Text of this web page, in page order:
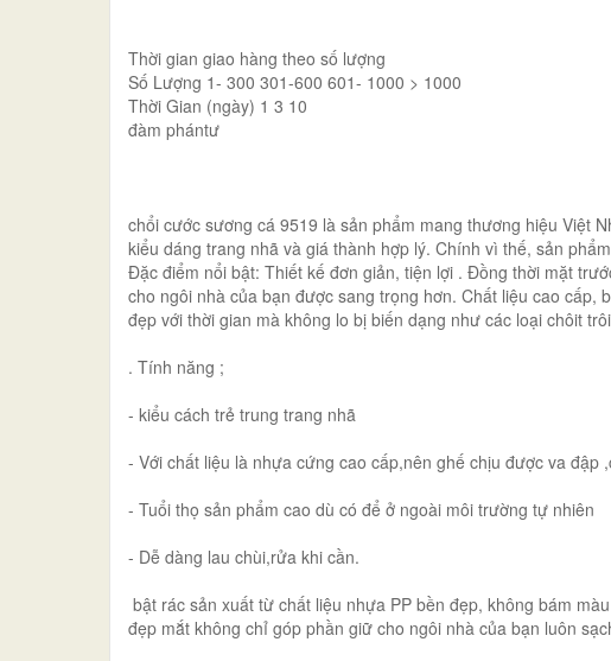
Thời gian giao hàng theo số lượng
Số Lượng 1- 300 301-600 601- 1000 > 1000
Thời Gian (ngày) 1 3 10
đàm phántư
chổi cước sương cá 9519 là sản phẩm mang thương hiệu Việt
kiểu dáng trang nhã và giá thành hợp lý. Chính vì thế, sản
Đặc điểm nổi bật: Thiết kế đơn giản, tiện lợi . Đồng thời mặt
cho ngôi nhà của bạn được sang trọng hơn. Chất liệu cao
đẹp với thời gian mà không lo bị biến dạng như các loại chôit
. Tính năng ;
- kiểu cách trẻ trung trang nhã
- Với chất liệu là nhựa cứng cao cấp,nên ghế chịu được va đập
- Tuổi thọ sản phẩm cao dù có để ở ngoài môi trường tự nhiên
- Dễ dàng lau chùi,rửa khi cần.
bật rác sản xuất từ chất liệu nhựa PP bền đẹp, không bám
đẹp mắt không chỉ góp phần giữ cho ngôi nhà của bạn luôn